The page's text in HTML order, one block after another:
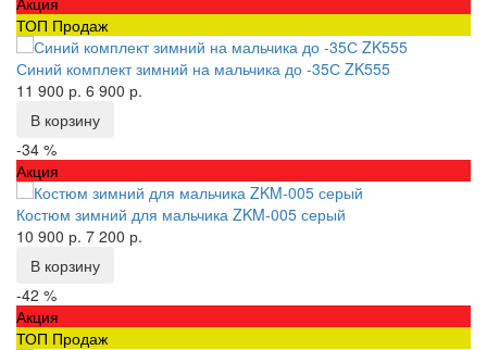
ТОП Продаж
Синий комплект зимний на мальчика до -35С ZK555
11 900 р. 6 900 р.
В корзину
-34 %
Акция
Костюм зимний для мальчика ZKM-005 серый
10 900 р. 7 200 р.
В корзину
-42 %
Акция
ТОП Продаж